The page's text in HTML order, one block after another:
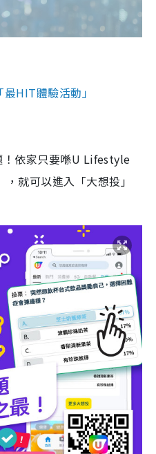
HIT體驗活動」
依家只要喺U Lifestyle
就可以進入「大想投」